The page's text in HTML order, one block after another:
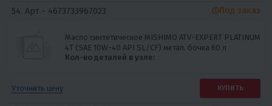
54. Арт - 4673733967023
Масло синтетическое MISHIMO ATV-EXPERT PLATINUM
4Т (SAE 10W-40 API SL/CF) метал. бочка 60 л
Кол-во деталей в узле:
Под заказ
Уточнить цену КУПИТЬ